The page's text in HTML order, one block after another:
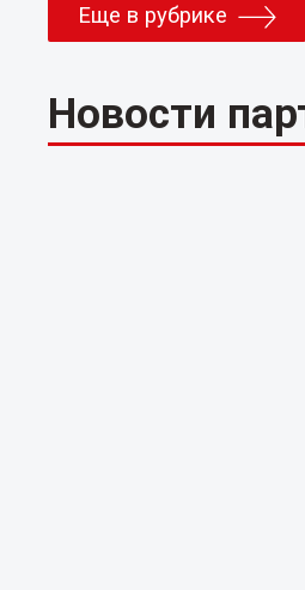
Еще в рубрике
Новости